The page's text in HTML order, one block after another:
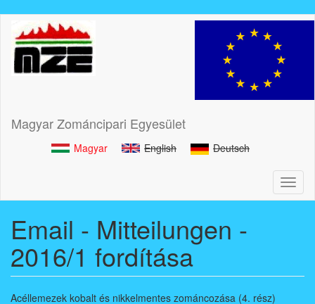
tartalomra
Magyar Zománcipari Egyesület
Magyar English Deutsch
Email - Mitteilungen -
2016/1 fordítása
Acéllemezek kobalt és nikkelmentes zománcozása (4. rész)